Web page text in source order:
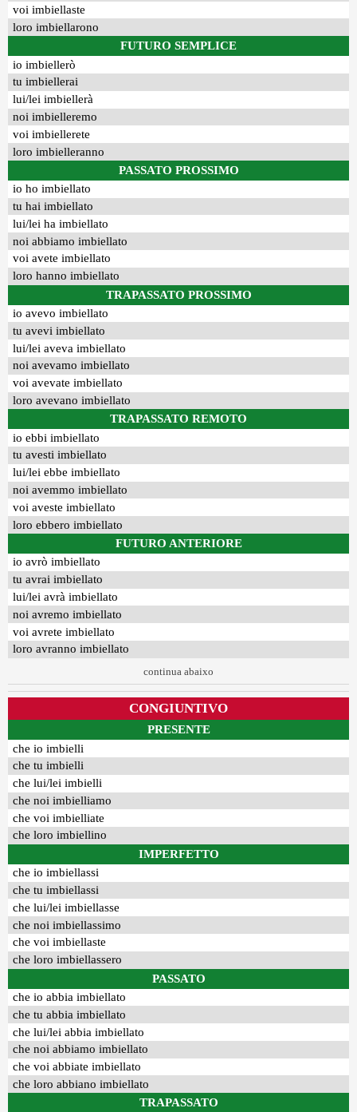
voi imbiellaste
loro imbiellarono
FUTURO SEMPLICE
io imbiellerò
tu imbiellerai
lui/lei imbiellerà
noi imbielleremo
voi imbiellerete
loro imbielleranno
PASSATO PROSSIMO
io ho imbiellato
tu hai imbiellato
lui/lei ha imbiellato
noi abbiamo imbiellato
voi avete imbiellato
loro hanno imbiellato
TRAPASSATO PROSSIMO
io avevo imbiellato
tu avevi imbiellato
lui/lei aveva imbiellato
noi avevamo imbiellato
voi avevate imbiellato
loro avevano imbiellato
TRAPASSATO REMOTO
io ebbi imbiellato
tu avesti imbiellato
lui/lei ebbe imbiellato
noi avemmo imbiellato
voi aveste imbiellato
loro ebbero imbiellato
FUTURO ANTERIORE
io avrò imbiellato
tu avrai imbiellato
lui/lei avrà imbiellato
noi avremo imbiellato
voi avrete imbiellato
loro avranno imbiellato
continua abaixo
CONGIUNTIVO
PRESENTE
che io imbielli
che tu imbielli
che lui/lei imbielli
che noi imbielliamo
che voi imbielliate
che loro imbiellino
IMPERFETTO
che io imbiellassi
che tu imbiellassi
che lui/lei imbiellasse
che noi imbiellassimo
che voi imbiellaste
che loro imbiellassero
PASSATO
che io abbia imbiellato
che tu abbia imbiellato
che lui/lei abbia imbiellato
che noi abbiamo imbiellato
che voi abbiate imbiellato
che loro abbiano imbiellato
TRAPASSATO